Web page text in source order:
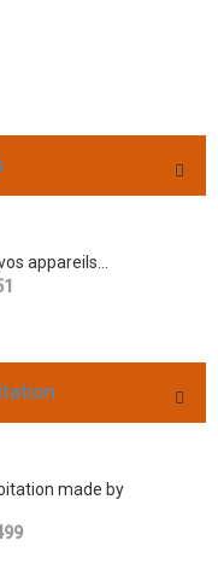
appareils...
made by